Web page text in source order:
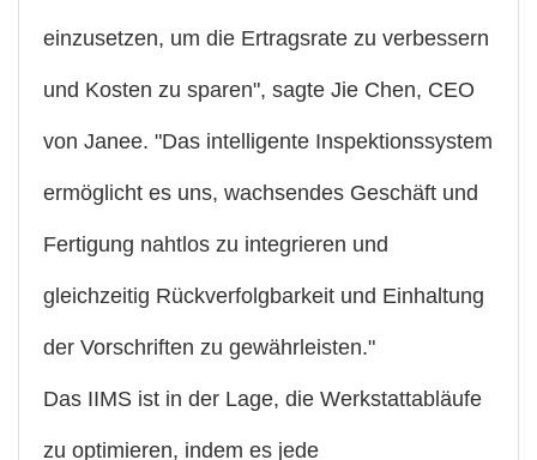
einzusetzen, um die Ertragsrate zu verbessern
und Kosten zu sparen", sagte Jie Chen, CEO
von Janee. "Das intelligente Inspektionssystem
ermöglicht es uns, wachsendes Geschäft und
Fertigung nahtlos zu integrieren und
gleichzeitig Rückverfolgbarkeit und Einhaltung
der Vorschriften zu gewährleisten."
Das IIMS ist in der Lage, die Werkstattabläufe
zu optimieren, indem es jede